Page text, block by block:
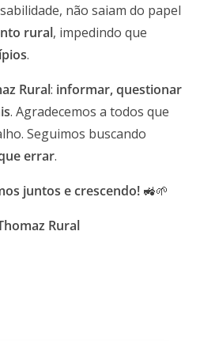
não saiam do papel
rural, impedindo que
.
Rural: informar, questionar
. Agradecemos a todos que
Seguimos buscando
errar.
juntos e crescendo! 🚜🌱
Rural